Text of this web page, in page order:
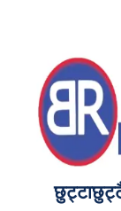
छुट्टाछुट्टै